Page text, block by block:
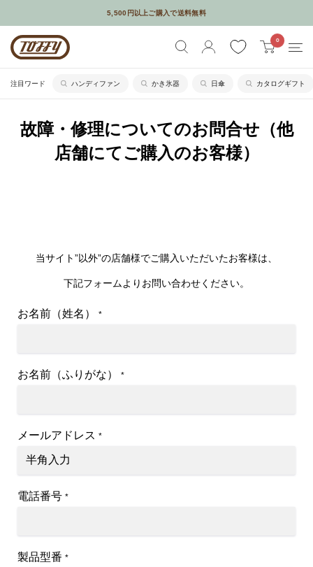
ン
5,500円以上ご購入で送料無料
メールやSNSなどでギフトを贈れるソーシャルギフトサービスはじめました
Toffy
公
式
0
注目ワード ハンディファン かき氷器 日傘 カタログギフト
故障・修理についてのお問合せ（他
店舗にてご購入のお客様）
当サイト”以外”の店舗様でご購入いただいたお客様は、
下記フォームよりお問い合わせください。
お名前（姓名） *
お名前（ふりがな） *
メールアドレス *
電話番号 *
製品型番 *